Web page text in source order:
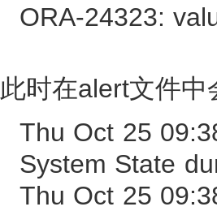
ORA-24323:
此时在alert文件
Thu Oct 25
System State
Thu Oct 25